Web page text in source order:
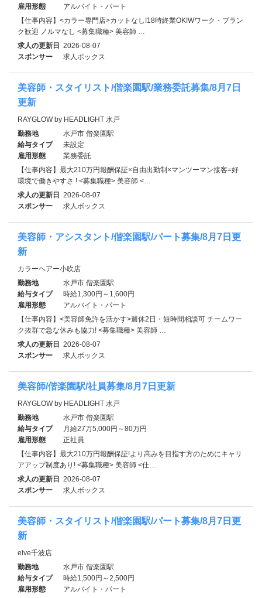
雇用形態
アルバイト・パート
【仕事内容】<カラー専門店>カットなし!18時終業OK!Wワーク・ブラン
ク歓迎 ノルマなし <募集職種> 美容師 …
求人の更新日 2026-08-07
スポンサー
求人ボックス
美容師・スタイリスト/偕楽園駅/業務委託募集/8月7日
更新
RAYGLOW by HEADLIGHT 水戸
勤務地
水戸市 偕楽園駅
給与タイプ
未設定
雇用形態
業務委託
【仕事内容】最大210万円報酬保証×自由出勤制×マンツーマン接客=好
環境で働きやすさ ! <募集職種> 美容師 <…
求人の更新日 2026-08-07
スポンサー
求人ボックス
美容師・アシスタント/偕楽園駅/パート募集/8月7日更
新
カラーヘアー小吹店
勤務地
水戸市 偕楽園駅
給与タイプ
時給1,300円～1,600円
雇用形態
アルバイト・パート
【仕事内容】<美容師免許を活かす>週休2日・短時間相談可 チームワー
ク抜群で急な休みも協力! <募集職種> 美容師 …
求人の更新日 2026-08-07
スポンサー
求人ボックス
美容師/偕楽園駅/社員募集/8月7日更新
RAYGLOW by HEADLIGHT 水戸
勤務地
水戸市 偕楽園駅
給与タイプ
月給27万5,000円～80万円
雇用形態
正社員
【仕事内容】最大210万円報酬保証!より高みを目指す方のためにキャリ
アアップ制度あり! <募集職種> 美容師 <仕…
求人の更新日 2026-08-07
スポンサー
求人ボックス
美容師・スタイリスト/偕楽園駅/パート募集/8月7日更
新
elve千波店
勤務地
水戸市 偕楽園駅
給与タイプ
時給1,500円～2,500円
雇用形態
アルバイト・パート